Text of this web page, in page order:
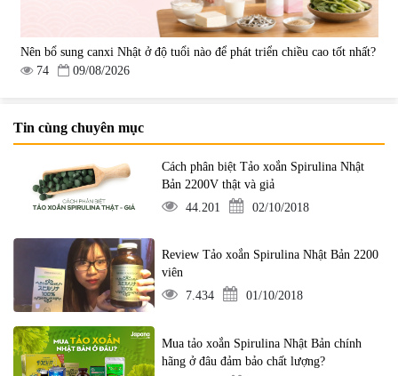
Nên bổ sung canxi Nhật ở độ tuổi nào để phát triển chiều cao tốt nhất?
74
09/08/2026
Tin cùng chuyên mục
Cách phân biệt Tảo xoắn Spirulina Nhật
Bản 2200V thật và giả
44.201
02/10/2018
Review Tảo xoắn Spirulina Nhật Bản 2200
viên
7.434
01/10/2018
Mua tảo xoắn Spirulina Nhật Bản chính
hãng ở đâu đảm bảo chất lượng?